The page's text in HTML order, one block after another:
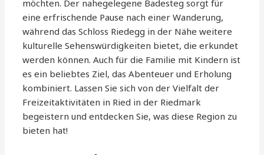
möchten. Der nahegelegene Badesteg sorgt für
eine erfrischende Pause nach einer Wanderung,
während das Schloss Riedegg in der Nähe weitere
kulturelle Sehenswürdigkeiten bietet, die erkundet
werden können. Auch für die Familie mit Kindern ist
es ein beliebtes Ziel, das Abenteuer und Erholung
kombiniert. Lassen Sie sich von der Vielfalt der
Freizeitaktivitäten in Ried in der Riedmark
begeistern und entdecken Sie, was diese Region zu
bieten hat!